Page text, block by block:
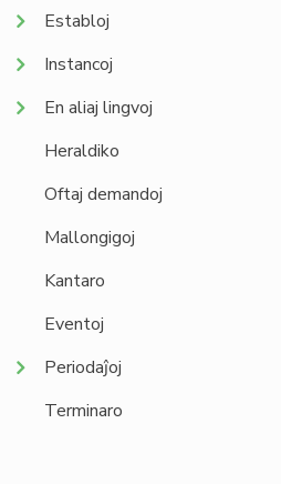
Establoj
Instancoj
En aliaj lingvoj
Heraldiko
Oftaj demandoj
Mallongigoj
Kantaro
Eventoj
Periodaĵoj
Terminaro